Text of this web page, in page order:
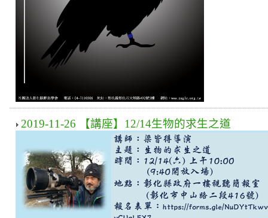
2019-11-26 【講座】12/14生物的求生之道